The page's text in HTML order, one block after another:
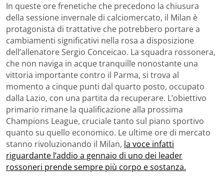
In queste ore frenetiche che precedono la chiusura
della sessione invernale di calciomercato, il Milan è
protagonista di trattative che potrebbero portare a
cambiamenti significativi nella rosa a disposizione
dell’allenatore Sergio Conceicao. La squadra rossonera,
che non naviga in acque tranquille nonostante una
vittoria importante contro il Parma, si trova al
momento a cinque punti dal quarto posto, occupato
dalla Lazio, con una partita da recuperare. L’obiettivo
primario rimane la qualificazione alla prossima
Champions League, cruciale tanto sul piano sportivo
quanto su quello economico. Le ultime ore di mercato
stanno rivoluzionando il Milan, la voce infatti
riguardante l’addio a gennaio di uno dei leader
rossoneri prende sempre più corpo e sostanza.